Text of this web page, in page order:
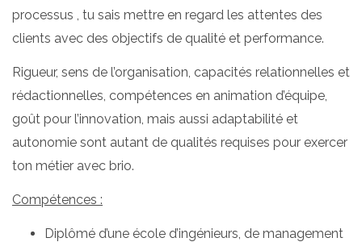
processus , tu sais mettre en regard les attentes des
clients avec des objectifs de qualité et performance.
Rigueur, sens de l’organisation, capacités relationnelles et
rédactionnelles, compétences en animation d’équipe,
goût pour l’innovation, mais aussi adaptabilité et
autonomie sont autant de qualités requises pour exercer
ton métier avec brio.
Compétences :
Diplômé d’une école d’ingénieurs, de management